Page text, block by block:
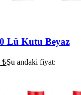
Lü Kutu Beyaz
₺Şu andaki fiyat: